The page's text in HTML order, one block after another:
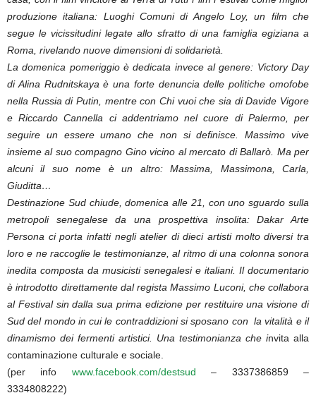
produzione italiana: Luoghi Comuni di Angelo Loy, un film che
segue le vicissitudini legate allo sfratto di una famiglia egiziana a
Roma, rivelando nuove dimensioni di solidarietà.
La domenica pomeriggio è dedicata invece al genere: Victory Day
di Alina Rudnitskaya è una forte denuncia delle politiche omofobe
nella Russia di Putin, mentre con Chi vuoi che sia di Davide Vigore
e Riccardo Cannella ci addentriamo nel cuore di Palermo, per
seguire un essere umano che non si definisce. Massimo vive
insieme al suo compagno Gino vicino al mercato di Ballarò. Ma per
alcuni il suo nome è un altro: Massima, Massimona, Carla,
Giuditta…
Destinazione Sud chiude, domenica alle 21, con uno sguardo sulla
metropoli senegalese da una prospettiva insolita: Dakar Arte
Persona ci porta infatti negli atelier di dieci artisti molto diversi tra
loro e ne raccoglie le testimonianze, al ritmo di una colonna sonora
inedita composta da musicisti senegalesi e italiani. Il documentario
è introdotto direttamente dal regista Massimo Luconi, che collabora
al Festival sin dalla sua prima edizione per restituire una visione di
Sud del mondo in cui le contraddizioni si sposano con la vitalità e il
dinamismo dei fermenti artistici. Una testimonianza che invita alla
contaminazione culturale e sociale.
(per info www.facebook.com/destsud – 3337386859 –
3334808222)